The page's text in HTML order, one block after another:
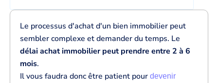
Le processus d'achat d'un bien immobilier peut
sembler complexe et demander du temps. Le
délai achat immobilier peut prendre entre 2 à 6
mois.
Il vous faudra donc être patient pour devenir